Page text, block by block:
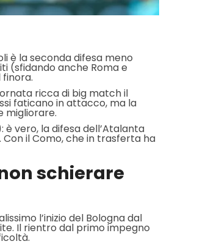
è la seconda difesa meno
(sfidando anche Roma e
finora.
ricca di big match il
faticano in attacco, ma la
migliorare.
vero, la difesa dell’Atalanta
il Como, che in trasferta ha
schierare
l’inizio del Bologna dal
Il rientro dal primo impegno